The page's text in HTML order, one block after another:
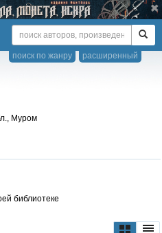
расширенный
поиск по жанру
Муром
библиотеке